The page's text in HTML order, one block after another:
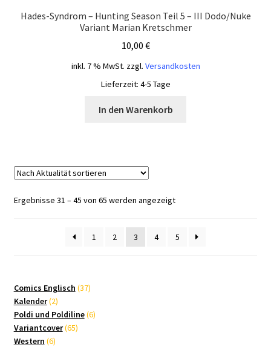
Hades-Syndrom – Hunting Season Teil 5 – III Dodo/Nuke
Variant Marian Kretschmer
10,00 €
inkl. 7 % MwSt. zzgl. Versandkosten
Lieferzeit: 4-5 Tage
In den Warenkorb
Ergebnisse 31 – 45 von 65 werden angezeigtNach
1
2 3 4 5
Comics Englisch 3737
Kalender 22
Produkte
Poldi und Poldiline 66
Variantcover 6565
Western 66